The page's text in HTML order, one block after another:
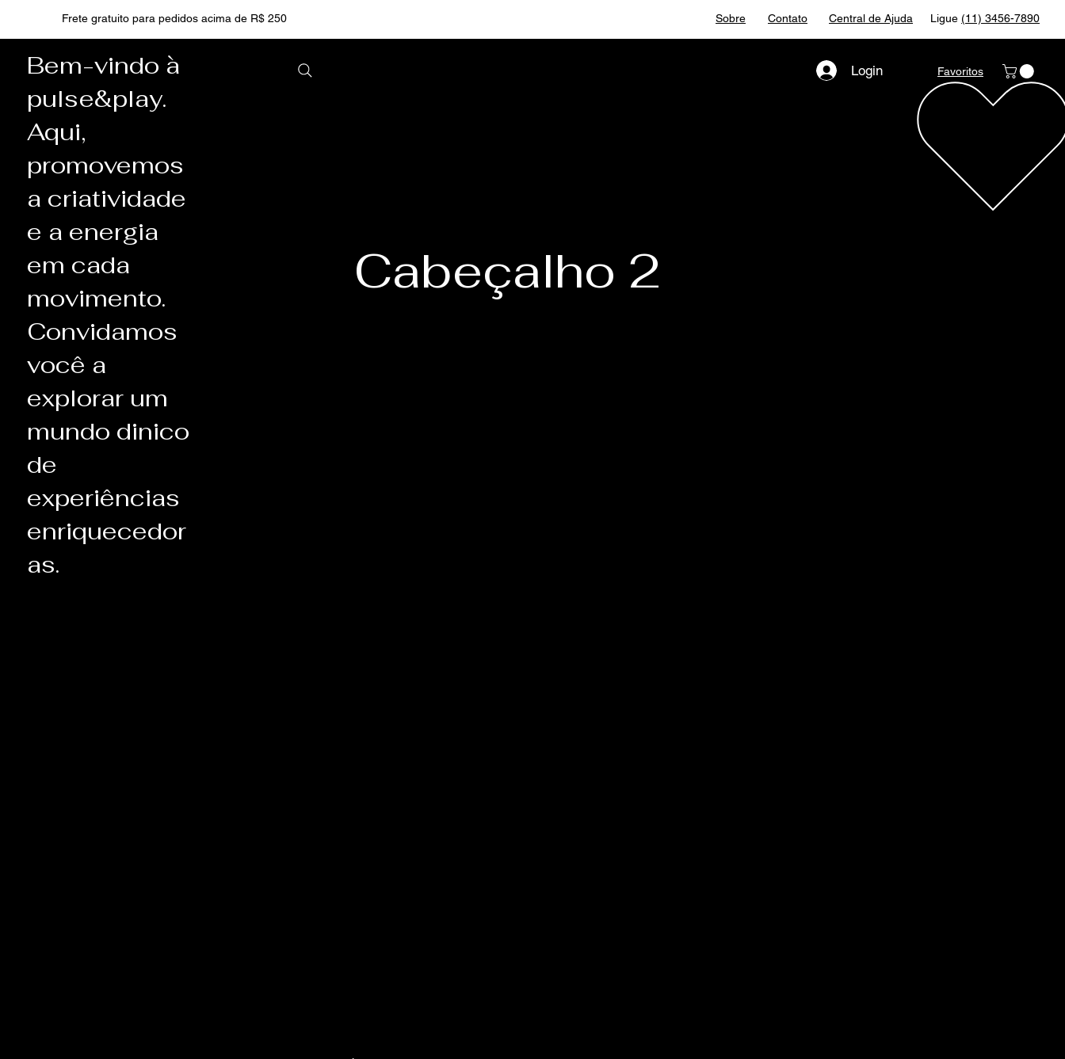
Frete gratuito para pedidos acima de R$ 250 Sobre Contato Central de Ajuda Ligue (11) 3456-7890
Bem-vindo à
pulse&play.
Aqui,
promovemos
a criatividade
e a energia
em cada
movimento.
Convidamos
você a
explorar um
mundo dinico
de
experiências
enriquecedor
as.
Login Favoritos
Cabeçalho 2